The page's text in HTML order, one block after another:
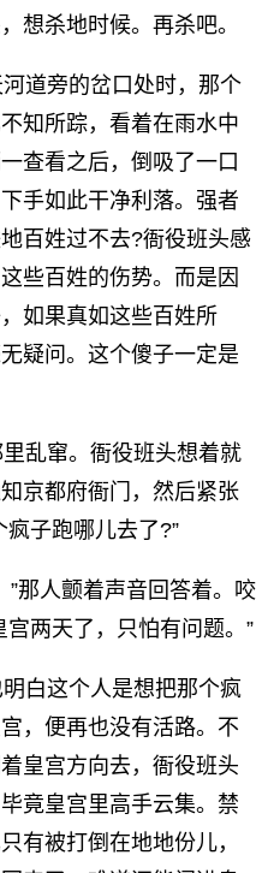
想杀地时候。再杀吧。
道旁的岔口处时，那个
知所踪，看着在雨水中
查看之后，倒吸了一口
手如此干净利落。强者
百姓过不去?衙役班头感
些百姓的伤势。而是因
如果真如这些百姓所
疑问。这个傻子一定是
乱窜。衙役班头想着就
京都府衙门，然后紧张
子跑哪儿去了?”
那人颤着声音回答着。咬
两天了，只怕有问题。”
白这个人是想把那个疯
，便再也没有活路。不
皇宫方向去，衙役班头
竟皇宫里高手云集。禁
有被打倒在地地份儿，